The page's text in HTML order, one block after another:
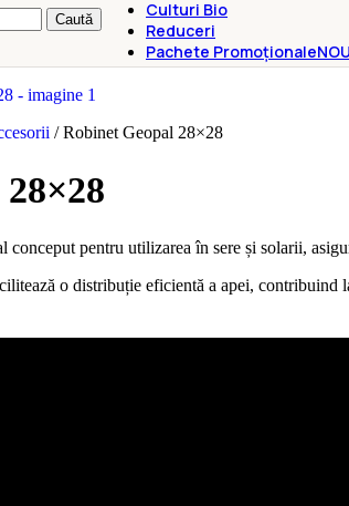
Caută
Culturi Bio
Reduceri
Pachete PromoționaleNOU
/ Robinet Geopal 28×28
conceput pentru utilizarea în sere și solarii,
o distribuție eficientă a apei, contribuind